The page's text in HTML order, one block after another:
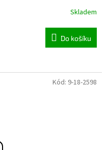
Skladem
Do košíku
Kód: 9-18-2598